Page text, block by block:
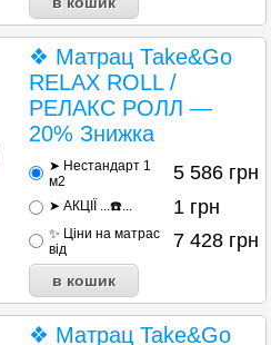
❖ Матрац Таke&Go
RELAX ROLL /
РЕЛАКС РОЛЛ —
20% Знижка
➤ Нестандарт 1
м2
5 586 грн
➤ АКЦІЇ ...☎️... 1 грн
✨ Ціни на матраc
від
7 428 грн
❖ Матрац Take&Go